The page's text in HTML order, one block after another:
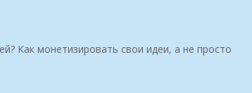
Как монетизировать свои идеи, а не просто